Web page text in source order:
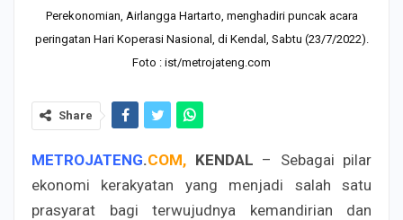
Perekonomian, Airlangga Hartarto, menghadiri puncak acara
peringatan Hari Koperasi Nasional, di Kendal, Sabtu (23/7/2022).
Foto : ist/metrojateng.com
Share
METROJATENG.COM, KENDAL – Sebagai pilar
ekonomi kerakyatan yang menjadi salah satu
prasyarat bagi terwujudnya kemandirian dan